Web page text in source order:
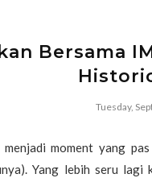
Bersama
Tuesday,
menjadi moment yang
Yang lebih seru